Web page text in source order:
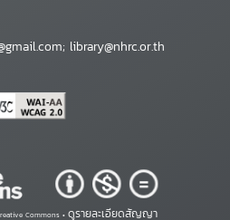
library@nhrc.or.th
Commons • ดูรายละเอียดสัญญา